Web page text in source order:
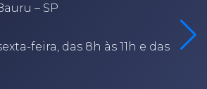
– SP
feira, das 8h às 11h e das